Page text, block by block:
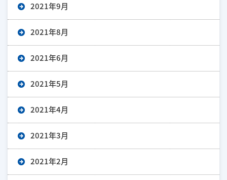
2021年9月
2021年8月
2021年6月
2021年5月
2021年4月
2021年3月
2021年2月